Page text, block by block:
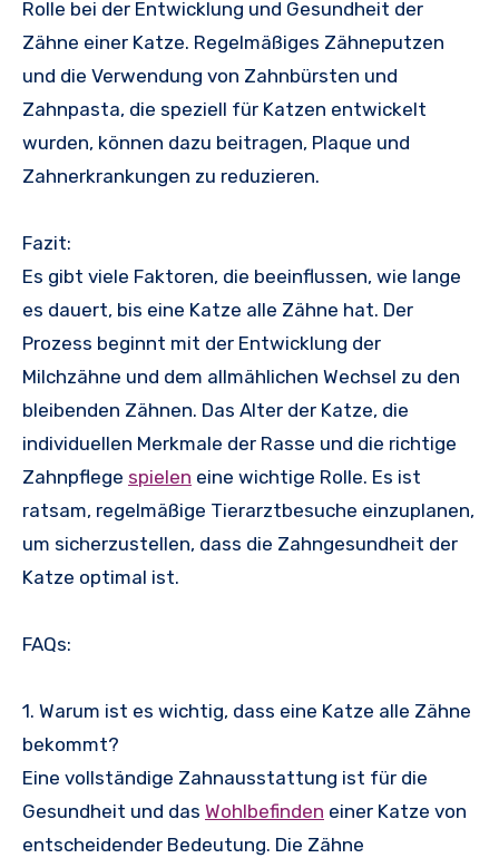
Rolle bei der Entwicklung und Gesundheit der
Zähne einer Katze. Regelmäßiges Zähneputzen
und die Verwendung von Zahnbürsten und
Zahnpasta, die speziell für Katzen entwickelt
wurden, können dazu beitragen, Plaque und
Zahnerkrankungen zu reduzieren.
Fazit:
Es gibt viele Faktoren, die beeinflussen, wie lange
es dauert, bis eine Katze alle Zähne hat. Der
Prozess beginnt mit der Entwicklung der
Milchzähne und dem allmählichen Wechsel zu den
bleibenden Zähnen. Das Alter der Katze, die
individuellen Merkmale der Rasse und die richtige
Zahnpflege spielen eine wichtige Rolle. Es ist
ratsam, regelmäßige Tierarztbesuche einzuplanen,
um sicherzustellen, dass die Zahngesundheit der
Katze optimal ist.
FAQs:
1. Warum ist es wichtig, dass eine Katze alle Zähne
bekommt?
Eine vollständige Zahnausstattung ist für die
Gesundheit und das Wohlbefinden einer Katze von
entscheidender Bedeutung. Die Zähne